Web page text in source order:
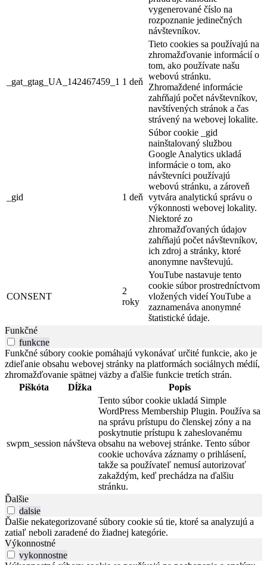
vygenerované číslo na
rozpoznanie jedinečných
návštevníkov.
_gat_gtag_UA_142467459_1 1 deň
Tieto cookies sa používajú na
zhromažďovanie informácií o
tom, ako používate našu
webovú stránku.
Zhromaždené informácie
zahŕňajú počet návštevníkov,
navštívených stránok a čas
strávený na webovej lokalite.
_gid 1 deň
Súbor cookie _gid
nainštalovaný službou
Google Analytics ukladá
informácie o tom, ako
návštevníci používajú
webovú stránku, a zároveň
vytvára analytickú správu o
výkonnosti webovej lokality.
Niektoré zo
zhromažďovaných údajov
zahŕňajú počet návštevníkov,
ich zdroj a stránky, ktoré
anonymne navštevujú.
CONSENT
2
roky
YouTube nastavuje tento
cookie súbor prostredníctvom
vložených videí YouTube a
zaznamenáva anonymné
štatistické údaje.
Funkčné
funkcne
Funkčné súbory cookie pomáhajú vykonávať určité funkcie, ako je
zdieľanie obsahu webovej stránky na platformách sociálnych médií,
zhromažďovanie spätnej väzby a ďalšie funkcie tretích strán.
Piškóta
Dĺžka Popis
swpm_session návšteva
Tento súbor cookie ukladá Simple
WordPress Membership Plugin. Používa sa
na správu prístupu do členskej zóny a na
poskytnutie prístupu k zaheslovanému
obsahu na webovej stránke. Tento súbor
cookie uchováva záznamy o prihlásení,
takže sa používateľ nemusí autorizovať
zakaždým, keď prechádza na ďalšiu
stránku.
Ďalšie
dalsie
Ďalšie nekategorizované súbory cookie sú tie, ktoré sa analyzujú a
zatiaľ neboli zaradené do žiadnej kategórie.
Výkonnostné
vykonnostne